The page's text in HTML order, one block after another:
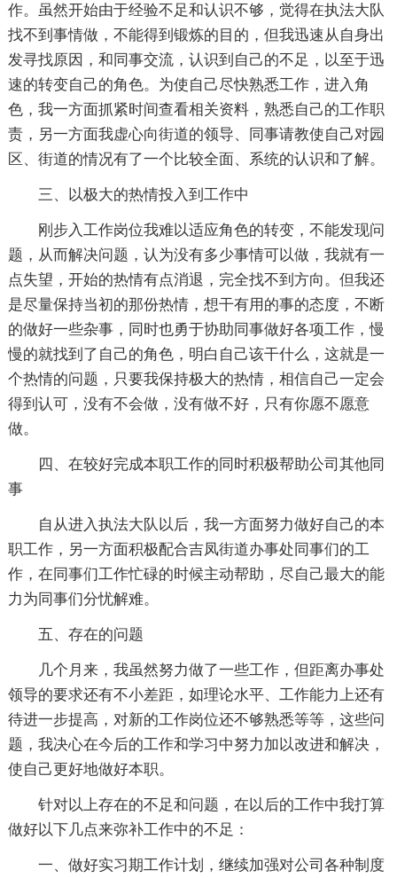
作。虽然开始由于经验不足和认识不够，觉得在执法大队
找不到事情做，不能得到锻炼的目的，但我迅速从自身出
发寻找原因，和同事交流，认识到自己的不足，以至于迅
速的转变自己的角色。为使自己尽快熟悉工作，进入角
色，我一方面抓紧时间查看相关资料，熟悉自己的工作职
责，另一方面我虚心向街道的领导、同事请教使自己对园
区、街道的情况有了一个比较全面、系统的认识和了解。
三、以极大的热情投入到工作中
刚步入工作岗位我难以适应角色的转变，不能发现问
题，从而解决问题，认为没有多少事情可以做，我就有一
点失望，开始的热情有点消退，完全找不到方向。但我还
是尽量保持当初的那份热情，想干有用的事的态度，不断
的做好一些杂事，同时也勇于协助同事做好各项工作，慢
慢的就找到了自己的角色，明白自己该干什么，这就是一
个热情的问题，只要我保持极大的热情，相信自己一定会
得到认可，没有不会做，没有做不好，只有你愿不愿意
做。
四、在较好完成本职工作的同时积极帮助公司其他同
事
自从进入执法大队以后，我一方面努力做好自己的本
职工作，另一方面积极配合吉凤街道办事处同事们的工
作，在同事们工作忙碌的时候主动帮助，尽自己最大的能
力为同事们分忧解难。
五、存在的问题
几个月来，我虽然努力做了一些工作，但距离办事处
领导的要求还有不小差距，如理论水平、工作能力上还有
待进一步提高，对新的工作岗位还不够熟悉等等，这些问
题，我决心在今后的工作和学习中努力加以改进和解决，
使自己更好地做好本职。
针对以上存在的不足和问题，在以后的工作中我打算
做好以下几点来弥补工作中的不足：
一、做好实习期工作计划，继续加强对公司各种制度